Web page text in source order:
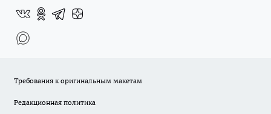
Требования к оригинальным макетам
Редакционная политика